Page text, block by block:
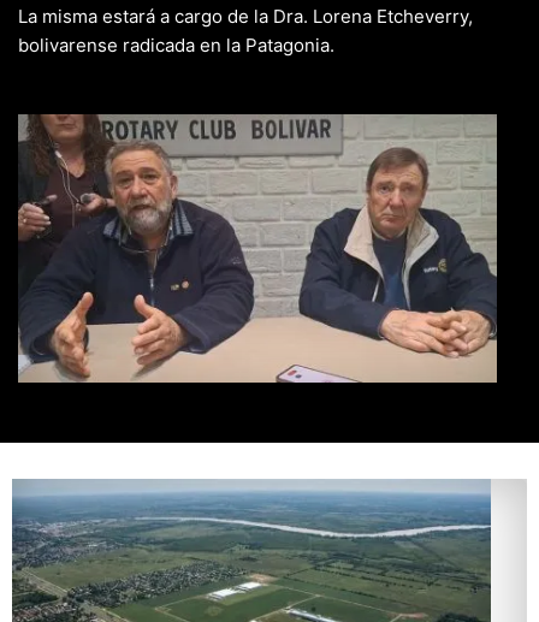
La misma estará a cargo de la Dra. Lorena Etcheverry,
bolivarense radicada en la Patagonia.